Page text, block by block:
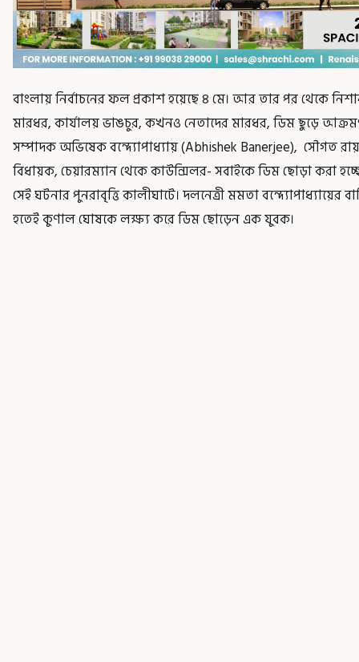
বাংলায় নির্বাচনের ফল প্রকাশ হয়েছে ৪ মে। আর তার পর থেকে
মারধর, কার্যালয় ভাঙচুর, কখনও নেতাদের মারধর, ডিম ছুড়ে
সম্পাদক অভিষেক বন্দ্যোপাধ্যায় (Abhishek Banerjee), সৌগত
বিধায়ক, চেয়ারম্যান থেকে কাউন্সিলর- সবাইকে ডিম ছোড়া করা
সেই ঘটনার পুনরাবৃত্তি কালীঘাটে। দলনেত্রী মমতা বন্দ্যোপাধ্যায়ের
হতেই কুণাল ঘোষকে লক্ষ্য করে ডিম ছোড়েন এক যুবক।